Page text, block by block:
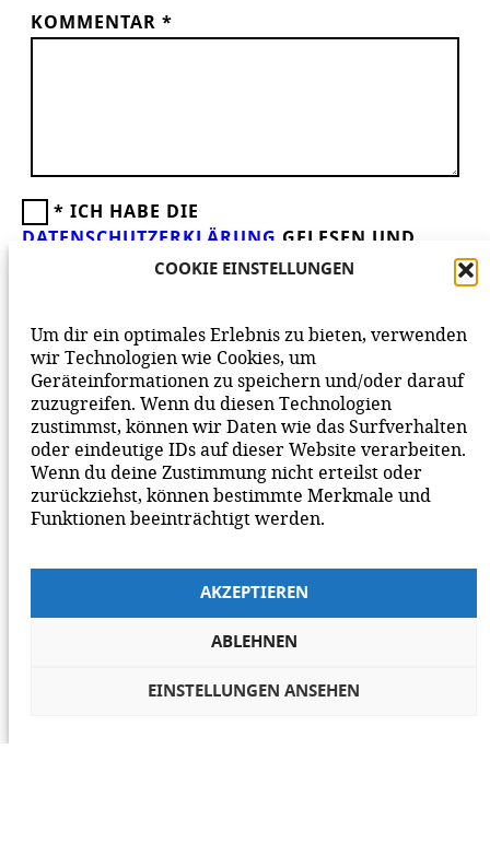
COOKIE EINSTELLUNGEN
Um dir ein optimales Erlebnis zu bieten, verwenden
wir Technologien wie Cookies, um
Geräteinformationen zu speichern und/oder darauf
zuzugreifen. Wenn du diesen Technologien
zustimmst, können wir Daten wie das Surfverhalten
oder eindeutige IDs auf dieser Website verarbeiten.
Wenn du deine Zustimmung nicht erteilst oder
zurückziehst, können bestimmte Merkmale und
Funktionen beeinträchtigt werden.
AKZEPTIEREN
ABLEHNEN
EINSTELLUNGEN ANSEHEN
KOMMENTAR *
* ICH HABE DIE
DATENSCHUTZERKLÄRUNG GELESEN UND
AKZEPTIERE DIESE.WIR FREUEN UNS ÜBER
MITEINANDER AUF UNSERER SEITE.